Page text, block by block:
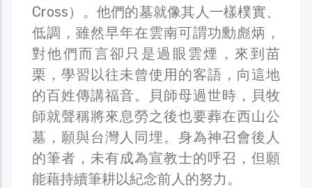
Cross）。他們的墓就像其人一樣樸實、
低調，雖然早年在雲南可謂功勳彪炳，
對他們而言卻只是過眼雲煙，來到苗
栗，學習以往未曾使用的客語，向這地
的百姓傳講福音。貝師母過世時，貝牧
師就聲稱將來息勞之後也要葬在西山公
墓，願與台灣人同埋。身為神召會後人
的筆者，未有成為宣教士的呼召，但願
能藉持續筆耕以紀念前人的努力。